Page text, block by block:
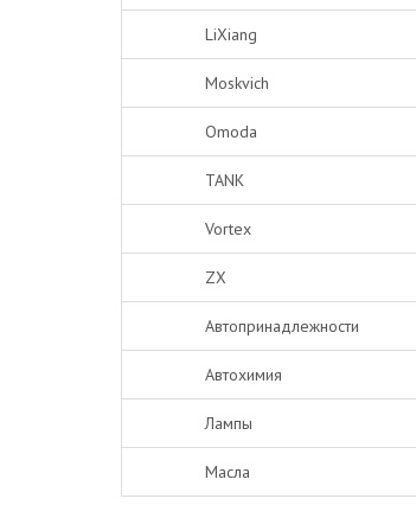
LiXiang
Moskvich
Omoda
TANK
Vortex
ZX
Автопринадлежности
Автохимия
Лампы
Масла